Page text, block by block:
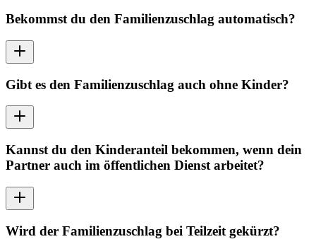
Bekommst du den Familienzuschlag automatisch?
Gibt es den Familienzuschlag auch ohne Kinder?
Kannst du den Kinderanteil bekommen, wenn dein
Partner auch im öffentlichen Dienst arbeitet?
Wird der Familienzuschlag bei Teilzeit gekürzt?